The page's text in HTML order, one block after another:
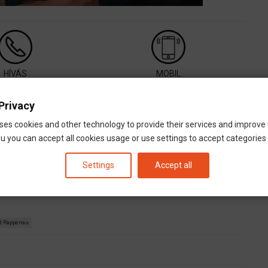
HÍVÁS MOBIL
call +491743441336
email a.biliczki@select-gmbh.de
Rappenau
cookies and other technology to provide their services and improve
you can accept all cookies usage or use settings to accept categories
Settings Accept all